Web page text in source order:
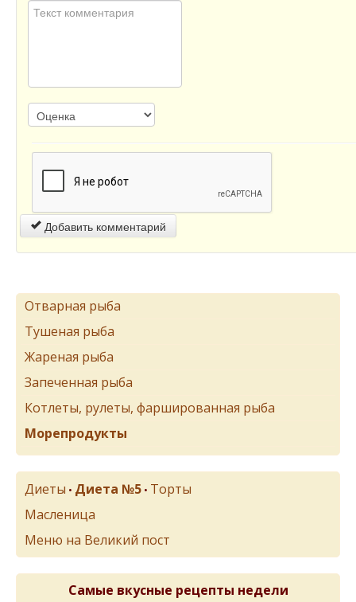
Добавить комментарий
Отварная рыба
Тушеная рыба
Жареная рыба
Запеченная рыба
Котлеты, рулеты, фаршированная рыба
Морепродукты
Диеты • Диета №5 • Торты
Масленица
Меню на Великий пост
Самые вкусные рецепты недели